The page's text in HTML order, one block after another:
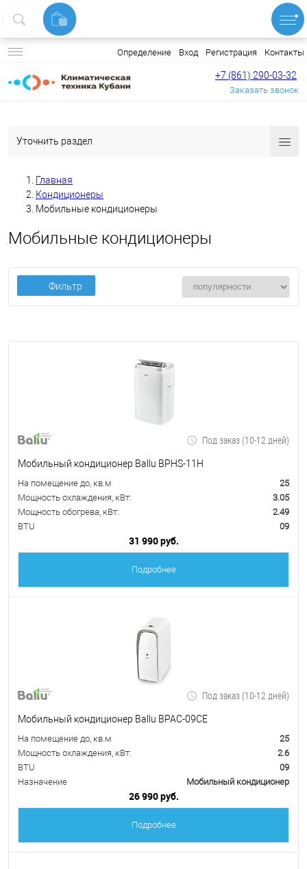
Определение Вход Регистрация Контакты
+7 (861) 290-03-32
Заказать звонок
Уточнить раздел
Главная
Кондиционеры
Мобильные кондиционеры
Мобильные кондиционеры
Фильтр
Под заказ (10-12 дней)
Мобильный кондиционер Ballu BPHS-11H
На помещение до, кв.м
25
Мощность охлаждения, кВт:
3.05
Мощность обогрева, кВт:
2.49
BTU
09
31 990 руб.
Подробнее
Под заказ (10-12 дней)
Мобильный кондиционер Ballu BPAC-09CE
На помещение до, кв.м
25
Мощность охлаждения, кВт:
2.6
BTU
09
Назначение
Мобильный кондиционер
26 990 руб.
Подробнее